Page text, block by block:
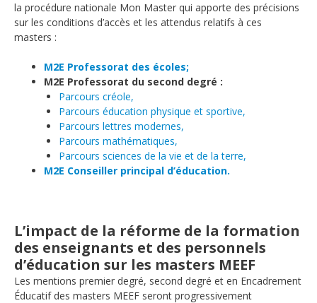
la procédure nationale Mon Master qui apporte des précisions
sur les conditions d’accès et les attendus relatifs à ces
masters :
M2E Professorat des écoles;
M2E Professorat du second degré :
Parcours créole,
Parcours éducation physique et sportive,
Parcours lettres modernes,
Parcours mathématiques,
Parcours sciences de la vie et de la terre,
M2E Conseiller principal d’éducation.
L’impact de la réforme de la formation
des enseignants et des personnels
d’éducation sur les masters MEEF
Les mentions premier degré, second degré et en Encadrement
Éducatif des masters MEEF seront progressivement